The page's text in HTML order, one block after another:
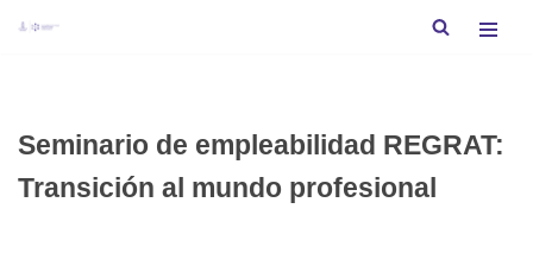
Seminario de empleabilidad REGRAT:
Transición al mundo profesional